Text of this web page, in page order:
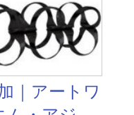
｜アートワ